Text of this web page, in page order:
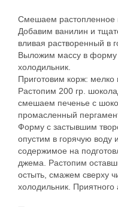
Смешаем растопленное
Добавим ванилин и
вливая растворенный в
Выложим массу в форму
холодильник.
Приготовим корж: мелко
Растопим 200 гр.
смешаем печенье с
промасленный
Форму с застывшим
опустим в горячую воду
содержимое на
джема. Растопим
остыть, смажем сверху
холодильник. Приятного